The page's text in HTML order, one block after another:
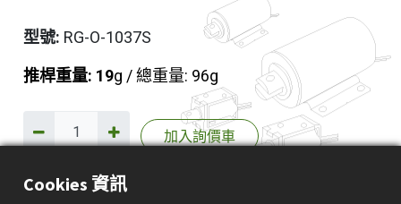
型號: RG-O-1037S
推桿重量: 19g / 總重量: 96g
加入詢價車
Cookies 資訊